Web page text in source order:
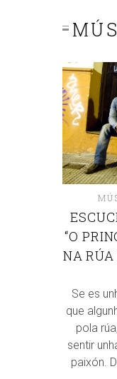
“O
NA RÚA
Se es
que
pola
sentir
paixón.